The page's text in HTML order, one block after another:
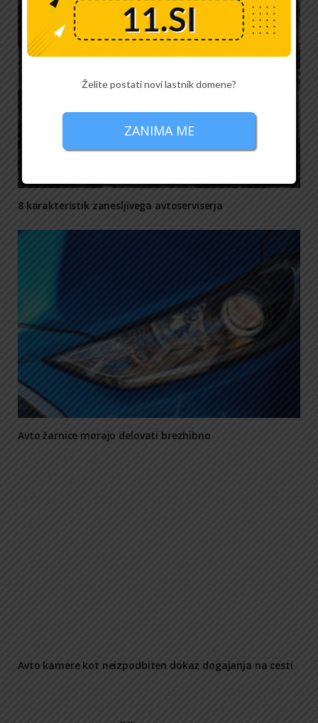
8 karakteristik zanesljivega avtoserviserja
Avto žarnice morajo delovati brezhibno
Avto kamere kot neizpodbiten dokaz dogajanja na cesti
Želite postati novi lastnik domene?
ZANIMA ME